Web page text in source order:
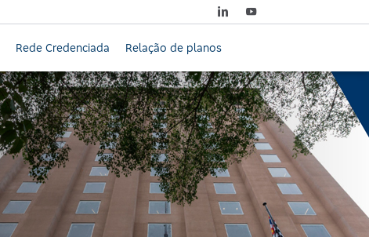
Rede Credenciada Relação de planos